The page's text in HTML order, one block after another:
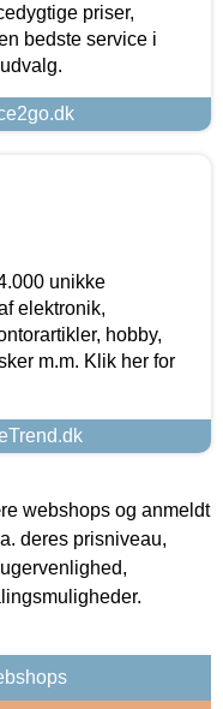
priser,
bedste service i
unikke
elektronik,
hobby,
m.m. Klik her for
webshops og anmeldt
deres prisniveau,